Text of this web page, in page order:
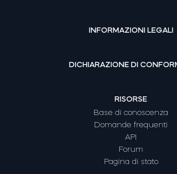
INFORMAZIONI LEGALI
DICHIARAZIONE DI
RISORSE
Base di conoscenza
Domande frequenti
API
Forum
Pagina di stato